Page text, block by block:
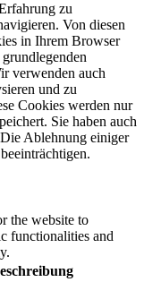
zu
Von diesen
in Ihrem Browser
verwenden auch
und zu
Cookies werden nur
Sie haben auch
Ablehnung einiger
the website to
functionalities and